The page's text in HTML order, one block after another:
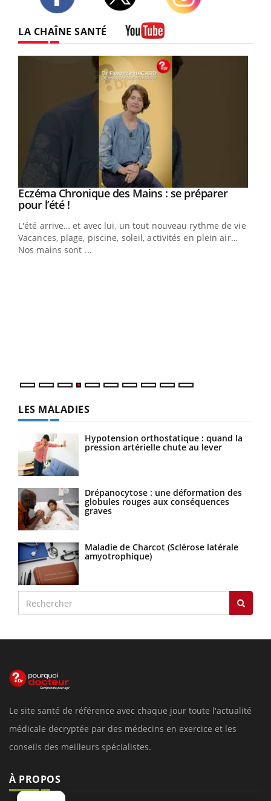
LA CHAÎNE SANTÉ
Youtube
Eczéma Chronique des Mains : se préparer
pour l’été !Youtube
L'été arrive… et avec lui, un tout nouveau rythme de vie !
Vacances, plage, piscine, soleil, activités en plein air…
Nos mains sont ...
LES MALADIES
Hypotension orthostatique : quand la
pression artérielle chute au lever
Drépanocytose : une déformation des
globules rouges aux conséquences
graves
Maladie de Charcot (Sclérose latérale
amyotrophique)
Le site santé de référence avec chaque jour toute l'actualité
médicale decryptée par des médecins en exercice et les
conseils des meilleurs spécialistes.
À PROPOS